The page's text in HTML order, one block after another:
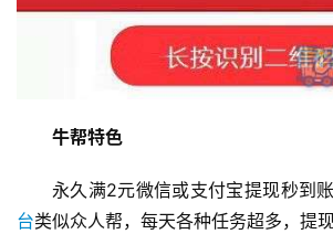
牛帮特色
永久满2元微信或支付宝提现秒到
台类似众人帮，每天各种任务超多，提